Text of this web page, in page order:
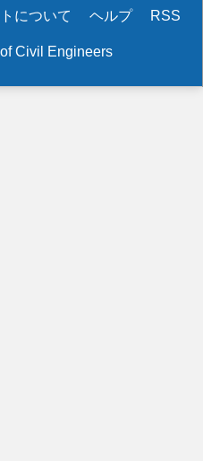
について ヘルプ RSS
Civil Engineers